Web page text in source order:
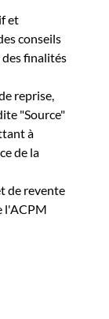
et
conseils
des finalités
reprise,
"Source"
à
de la
de revente
l'ACPM